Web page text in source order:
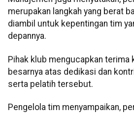
merupakan langkah yang berat
diambil untuk kepentingan tim
depannya.
Pihak klub mengucapkan terima
besarnya atas dedikasi dan
serta pelatih tersebut.
Pengelola tim menyampaikan,